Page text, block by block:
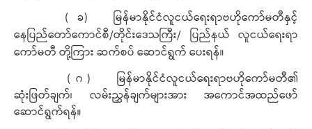
( ခ) မြန်မာနိုင်ငံလူငယ်ရေးရာဗဟိုကော်မတီနှင့်
နေပြည်တော်ကောင်စီ/တိုင်းဒေသကြီး/ ပြည်နယ် လူငယ်ရေးရာ
ကော်မတီ တို့ကြား ဆက်စပ် ဆောင်ရွက် ပေးရန်။
( ဂ ) မြန်မာနိုင်ငံလူငယ်ရေးရာဗဟိုကော်မတီ၏
ဆုံးဖြတ်ချက်၊ လမ်းညွှန်ချက်များအား အကောင်အထည်ဖော်
ဆောင်ရွက်ရန်။